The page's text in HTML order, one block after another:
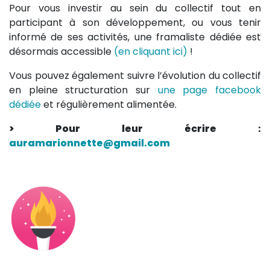
Pour vous investir au sein du collectif tout en
participant à son développement, ou vous tenir
informé de ses activités, une framaliste dédiée est
désormais accessible (en cliquant ici) !
Vous pouvez également suivre l’évolution du collectif
en pleine structuration sur une page facebook
dédiéeet régulièrement alimentée.
> Pour leur écrire :
auramarionnette@gmail.com